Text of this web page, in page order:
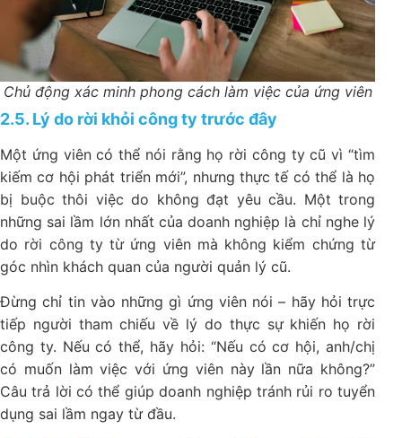
Chủ động xác minh phong cách làm việc của ứng viên
2.5. Lý do rời khỏi công ty trước đây
Một ứng viên có thể nói rằng họ rời công ty cũ vì “tìm
kiếm cơ hội phát triển mới”, nhưng thực tế có thể là họ
bị buộc thôi việc do không đạt yêu cầu. Một trong
những sai lầm lớn nhất của doanh nghiệp là chỉ nghe lý
do rời công ty từ ứng viên mà không kiểm chứng từ
góc nhìn khách quan của người quản lý cũ.
Đừng chỉ tin vào những gì ứng viên nói – hãy hỏi trực
tiếp người tham chiếu về lý do thực sự khiến họ rời
công ty. Nếu có thể, hãy hỏi: “Nếu có cơ hội, anh/chị
có muốn làm việc với ứng viên này lần nữa không?”
Câu trả lời có thể giúp doanh nghiệp tránh rủi ro tuyển
dụng sai lầm ngay từ đầu.